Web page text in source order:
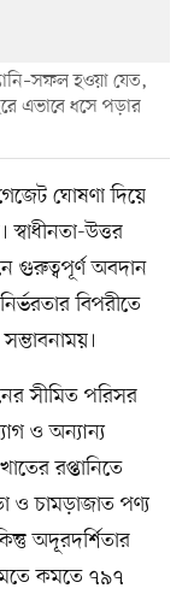
হওয়া যেত,
এভাবে ধসে পড়ার
ঘোষণা দিয়ে
স্বাধীনতা-উত্তর
গুরুত্বপূর্ণ অবদান
বিপরীতে
সীমিত পরিসর
ও অন্যান্য
রপ্তানিতে
ও চামড়াজাত পণ্য
অদূরদর্শিতার
কমতে ৭৯৭